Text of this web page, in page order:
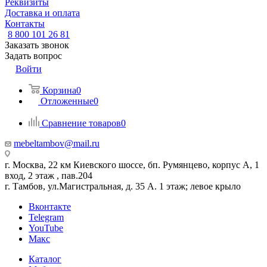
Реквизиты
Доставка и оплата
Контакты
8 800 101 26 81
Заказать звонок
Задать вопрос
Войти
Корзина0
Отложенные0
Сравнение товаров0
mebeltambov@mail.ru
г. Москва, 22 км Киевского шоссе, бп. Румянцево, корпус А, 1
вход, 2 этаж , пав.204
г. Тамбов, ул.Магистральная, д. 35 А. 1 этаж; левое крыло
Вконтакте
Telegram
YouTube
Макс
Каталог